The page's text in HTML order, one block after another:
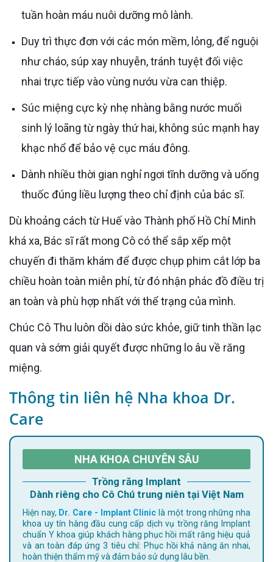
tuần hoàn máu nuôi dưỡng mô lành.
Duy trì thực đơn với các món mềm, lỏng, để nguội
như cháo, súp xay nhuyễn, tránh tuyệt đối việc
nhai trực tiếp vào vùng nướu vừa can thiệp.
Súc miệng cực kỳ nhẹ nhàng bằng nước muối
sinh lý loãng từ ngày thứ hai, không súc mạnh hay
khạc nhổ để bảo vệ cục máu đông.
Dành nhiều thời gian nghỉ ngơi tĩnh dưỡng và uống
thuốc đúng liều lượng theo chỉ định của bác sĩ.
Dù khoảng cách từ Huế vào Thành phố Hồ Chí Minh
khá xa, Bác sĩ rất mong Cô có thể sắp xếp một
chuyến đi thăm khám để được chụp phim cắt lớp ba
chiều hoàn toàn miễn phí, từ đó nhận phác đồ điều trị
an toàn và phù hợp nhất với thể trạng của mình.
Chúc Cô Thu luôn dồi dào sức khỏe, giữ tinh thần lạc
quan và sớm giải quyết được những lo âu về răng
miệng.
Thông tin liên hệ Nha khoa Dr.
Care
NHA KHOA CHUYÊN SÂU
Trồng răng Implant
Dành riêng cho Cô Chú trung niên tại Việt Nam
Hiện nay, Dr. Care - Implant Clinic là một trong những nha
khoa uy tín hàng đầu cung cấp dịch vụ trồng răng Implant
chuẩn Y khoa giúp khách hàng phục hồi mất răng hiệu quả
và an toàn đáp ứng 3 tiêu chí: Phục hồi khả năng ăn nhai,
hoàn thiện thẩm mỹ và đảm bảo sử dụng lâu bền.